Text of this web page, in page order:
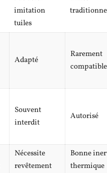
imitation
tuiles
Adapté
Rarement
compatible
Souvent
interdit
Autorisé
Nécessite
revêtement
Bonne
thermique